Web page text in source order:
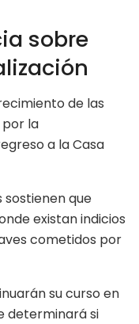
sobre
de las
la
a la Casa
sostienen que
existan indicios
cometidos por
su curso en
determinará si